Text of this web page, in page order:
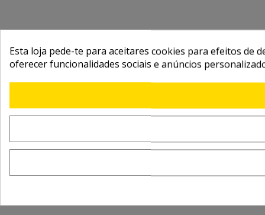
Esta loja pede-te para aceitares cookies para efeitos de
oferecer funcionalidades sociais e anúncios